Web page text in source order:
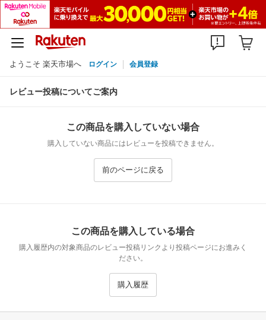
ようこそ 楽天市場へ ログイン 会員登録
レビュー投稿についてご案内
この商品を購入していない場合
購入していない商品にはレビューを投稿できません。
前のページに戻る
この商品を購入している場合
購入履歴内の対象商品のレビュー投稿リンクより投稿ページにお進みく
ださい。
購入履歴